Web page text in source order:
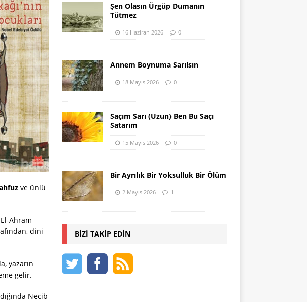
ve ünlü
El-Ahram
dini
yazarın
gelir.
Necib
Şen Olasın Ürgüp Dumanın
Tütmez
16 Haziran 2026 0
Annem Boynuma Sarılsın
18 Mayıs 2026 0
Saçım Sarı (Uzun) Ben Bu Saçı
Satarım
15 Mayıs 2026 0
Bir Ayrılık Bir Yoksulluk Bir Ölüm
2 Mayıs 2026 1
BIZI TAKIP EDIN